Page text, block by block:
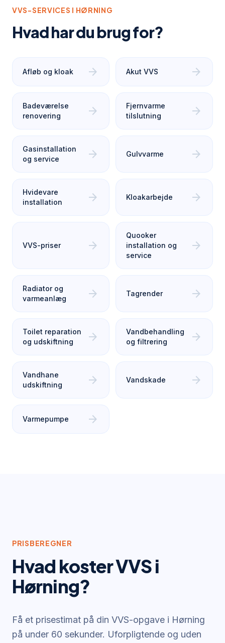
VVS-SERVICES I HØRNING
Hvad har du brug for?
Afløb og kloak arrow_forward Akut VVS arrow_forward
Badeværelse
renovering
arrow_forward
Fjernvarme
tilslutning
arrow_forward
Gasinstallation
og service
arrow_forward Gulvvarme arrow_forward
Hvidevare
installation
arrow_forward Kloakarbejde arrow_forward
VVS-priser arrow_forward
Quooker
installation og
service
arrow_forward
Radiator og
varmeanlæg
arrow_forward Tagrender arrow_forward
Toilet reparation
og udskiftning
arrow_forward
Vandbehandling
og filtrering
arrow_forward
Vandhane
udskiftning
arrow_forward Vandskade arrow_forward
Varmepumpe arrow_forward
PRISBEREGNER
Hvad koster VVS i
Hørning?
Få et prisestimat på din VVS-opgave i Hørning
på under 60 sekunder. Uforpligtende og uden